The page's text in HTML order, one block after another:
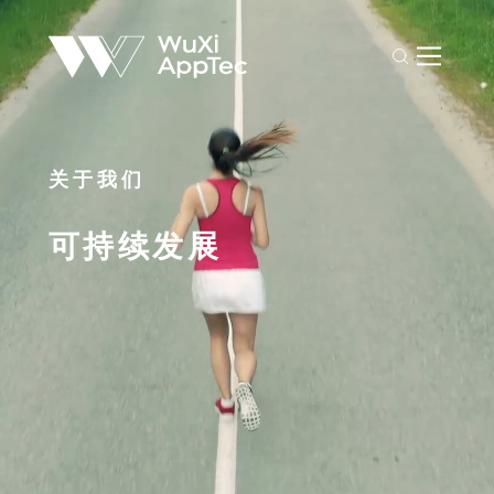
关于我们
可持续发展